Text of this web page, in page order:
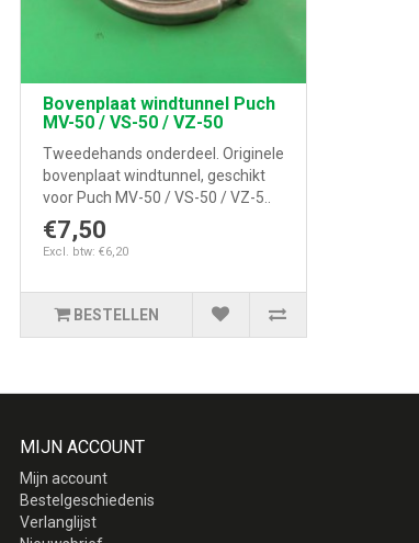
Bovenplaat windtunnel Puch
MV-50 / VS-50 / VZ-50
Tweedehands onderdeel. Originele
bovenplaat windtunnel, geschikt
voor Puch MV-50 / VS-50 / VZ-5..
€7,50
Excl. btw: €6,20
BESTELLEN
MIJN ACCOUNT
Mijn account
Bestelgeschiedenis
Verlanglijst